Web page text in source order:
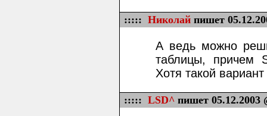
::::: Николай пишет
А ведь можно
таблицы, причем
Хотя такой
::::: LSD^ пишет 05.12.2003